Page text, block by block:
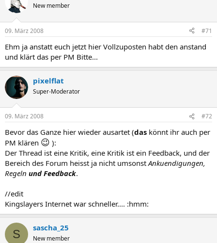
New member
09. März 2008 #71
Ehm ja anstatt euch jetzt hier Vollzuposten habt den anstand
und klärt das per PM Bitte...
pixelflat
Super-Moderator
09. März 2008 #72
Bevor das Ganze hier wieder ausartet (das könnt ihr auch per
PM klären 😉 ):
Der Thread ist eine Kritik, eine Kritik ist ein Feedback, und der
Bereich des Forum heisst ja nicht umsonstAnkuendigungen,
Regeln und Feedback.
//edit
Kingslayers Internet war schneller.... :hmm:
S sascha_25
New member